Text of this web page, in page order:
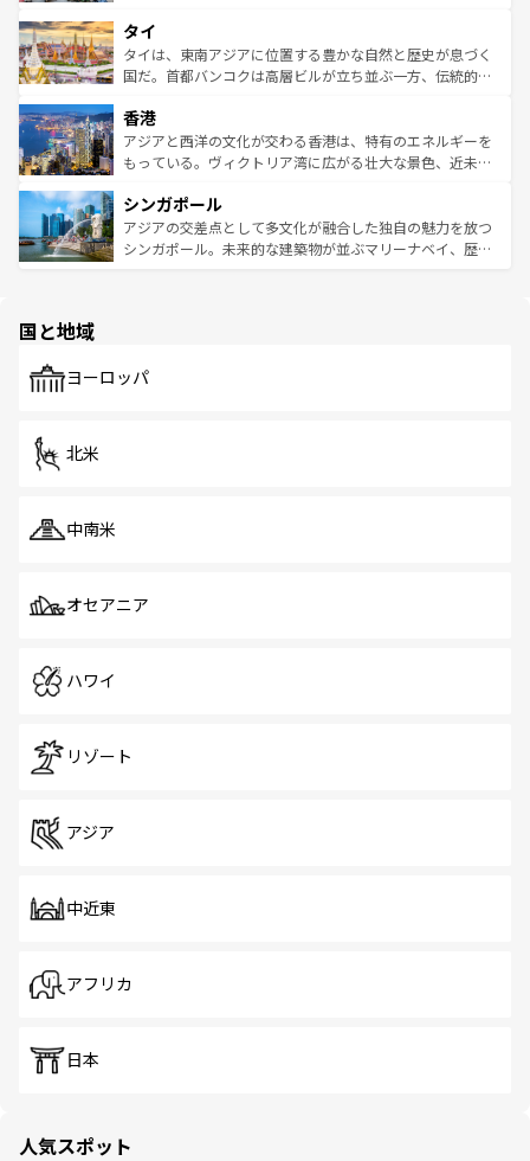
リティに包まれながら、韓国の多彩な魅力を心ゆくまで味
わってみてほしい。 なお、新着の韓国情報はコンテンツ一
覧を参照してほしい。
急速な発展と共に伝統が息づく。ハノイの古い町並みやホ
ーチミン市のフランス統治時代の建物も、独特の雰囲気を
醸し出している。また、バラエティの豊かさとおいしさで
とつ。フォーやバインミー、ベトナムコーヒーなどは、ぜ
ひ現地で味わいたい。どの地域を訪れてもあたたかい人々
が旅行者を迎えてくれるので、きっと忘れられない旅にな
参照してほしい。
タイ
タイは、東南アジアに位置する豊かな自然と歴史が息づく
国だ。首都バンコクは高層ビルが立ち並ぶ一方、伝統的な
の活気が交差している。北部ではチェンマイなどの山岳地
帯で自然と触れ合い、南部ではプーケットやクラビの美し
いビーチでリゾート気分を楽しむことができる。タイ料理
激する。気候は一年中温暖で、どの季節にも異なる楽しみ
が待っている。親しみやすいタイの人々、仏教を中心とし
た文化、そして多様な観光資源が、訪れる旅人を魅了し続
香港
アジアと西洋の文化が交わる香港は、特有のエネルギーを
もっている。ヴィクトリア湾に広がる壮大な景色、近未来
み、どこを訪れても感動するはず。観光スポットが密集し
ており、効率よく見どころを回れるのも魅力。息をのむよ
うな絶景から文化的な体験まで、香港を存分に楽しみ尽く
シンガポール
アジアの交差点として多文化が融合した独自の魅力を放つ
シンガポール。未来的な建築物が並ぶマリーナベイ、歴史
で、ホーカーズは地元の風情を楽しめる外せないスポット
国と地域
ヨーロッパ
北米
中南米
オセアニア
ハワイ
リゾート
アジア
中近東
アフリカ
日本
人気スポット